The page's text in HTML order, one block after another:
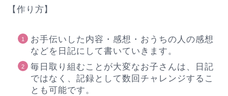
【作り方】
お手伝いした内容・感想・おうちの人の感想
などを日記にして書いていきます。
毎日取り組むことが大変なお子さんは、日記
ではなく、記録として数回チャレンジするこ
とも可能です。